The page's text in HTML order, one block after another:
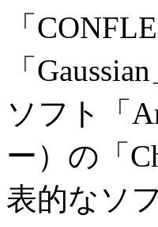
「
「
ソフト「
ー）の「
表的なソ